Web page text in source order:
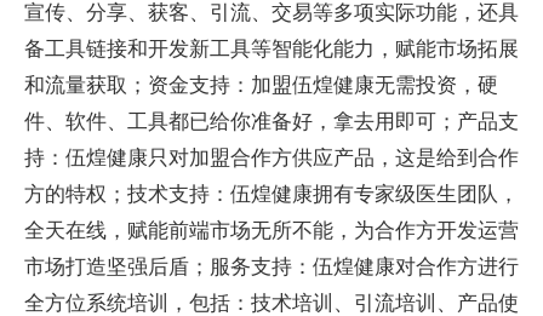
宣传、分享、获客、引流、交易等多项实际功能，还具
备工具链接和开发新工具等智能化能力，赋能市场拓展
和流量获取；资金支持：加盟伍煌健康无需投资，硬
件、软件、工具都已给你准备好，拿去用即可；产品支
持：伍煌健康只对加盟合作方供应产品，这是给到合作
方的特权；技术支持：伍煌健康拥有专家级医生团队，
全天在线，赋能前端市场无所不能，为合作方开发运营
市场打造坚强后盾；服务支持：伍煌健康对合作方进行
全方位系统培训，包括：技术培训、引流培训、产品使